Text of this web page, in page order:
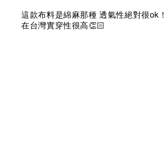
這款布料是綿麻那種 透氣性絕對很ok ！
在台灣實穿性很高👏🏻